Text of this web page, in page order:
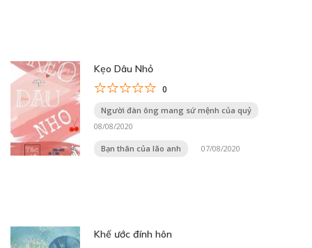
Kẹo Dâu Nhỏ
0
Người đàn ông mang sứ mệnh của quỷ
08/08/2020
Bạn thân của lão anh 07/08/2020
Khế ước đính hôn